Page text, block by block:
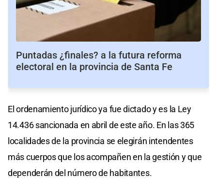
Puntadas ¿finales? a la futura reforma
electoral en la provincia de Santa Fe
El ordenamiento jurídico ya fue dictado y es la Ley
14.436 sancionada en abril de este año. En las 365
localidades de la provincia se elegirán intendentes
más cuerpos que los acompañen en la gestión y que
dependerán del número de habitantes.